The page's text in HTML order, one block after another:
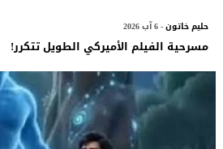
حليم خاتون- 6 آب 2026
مسرحية الفيلم الأميركي الطويل تتكرر!